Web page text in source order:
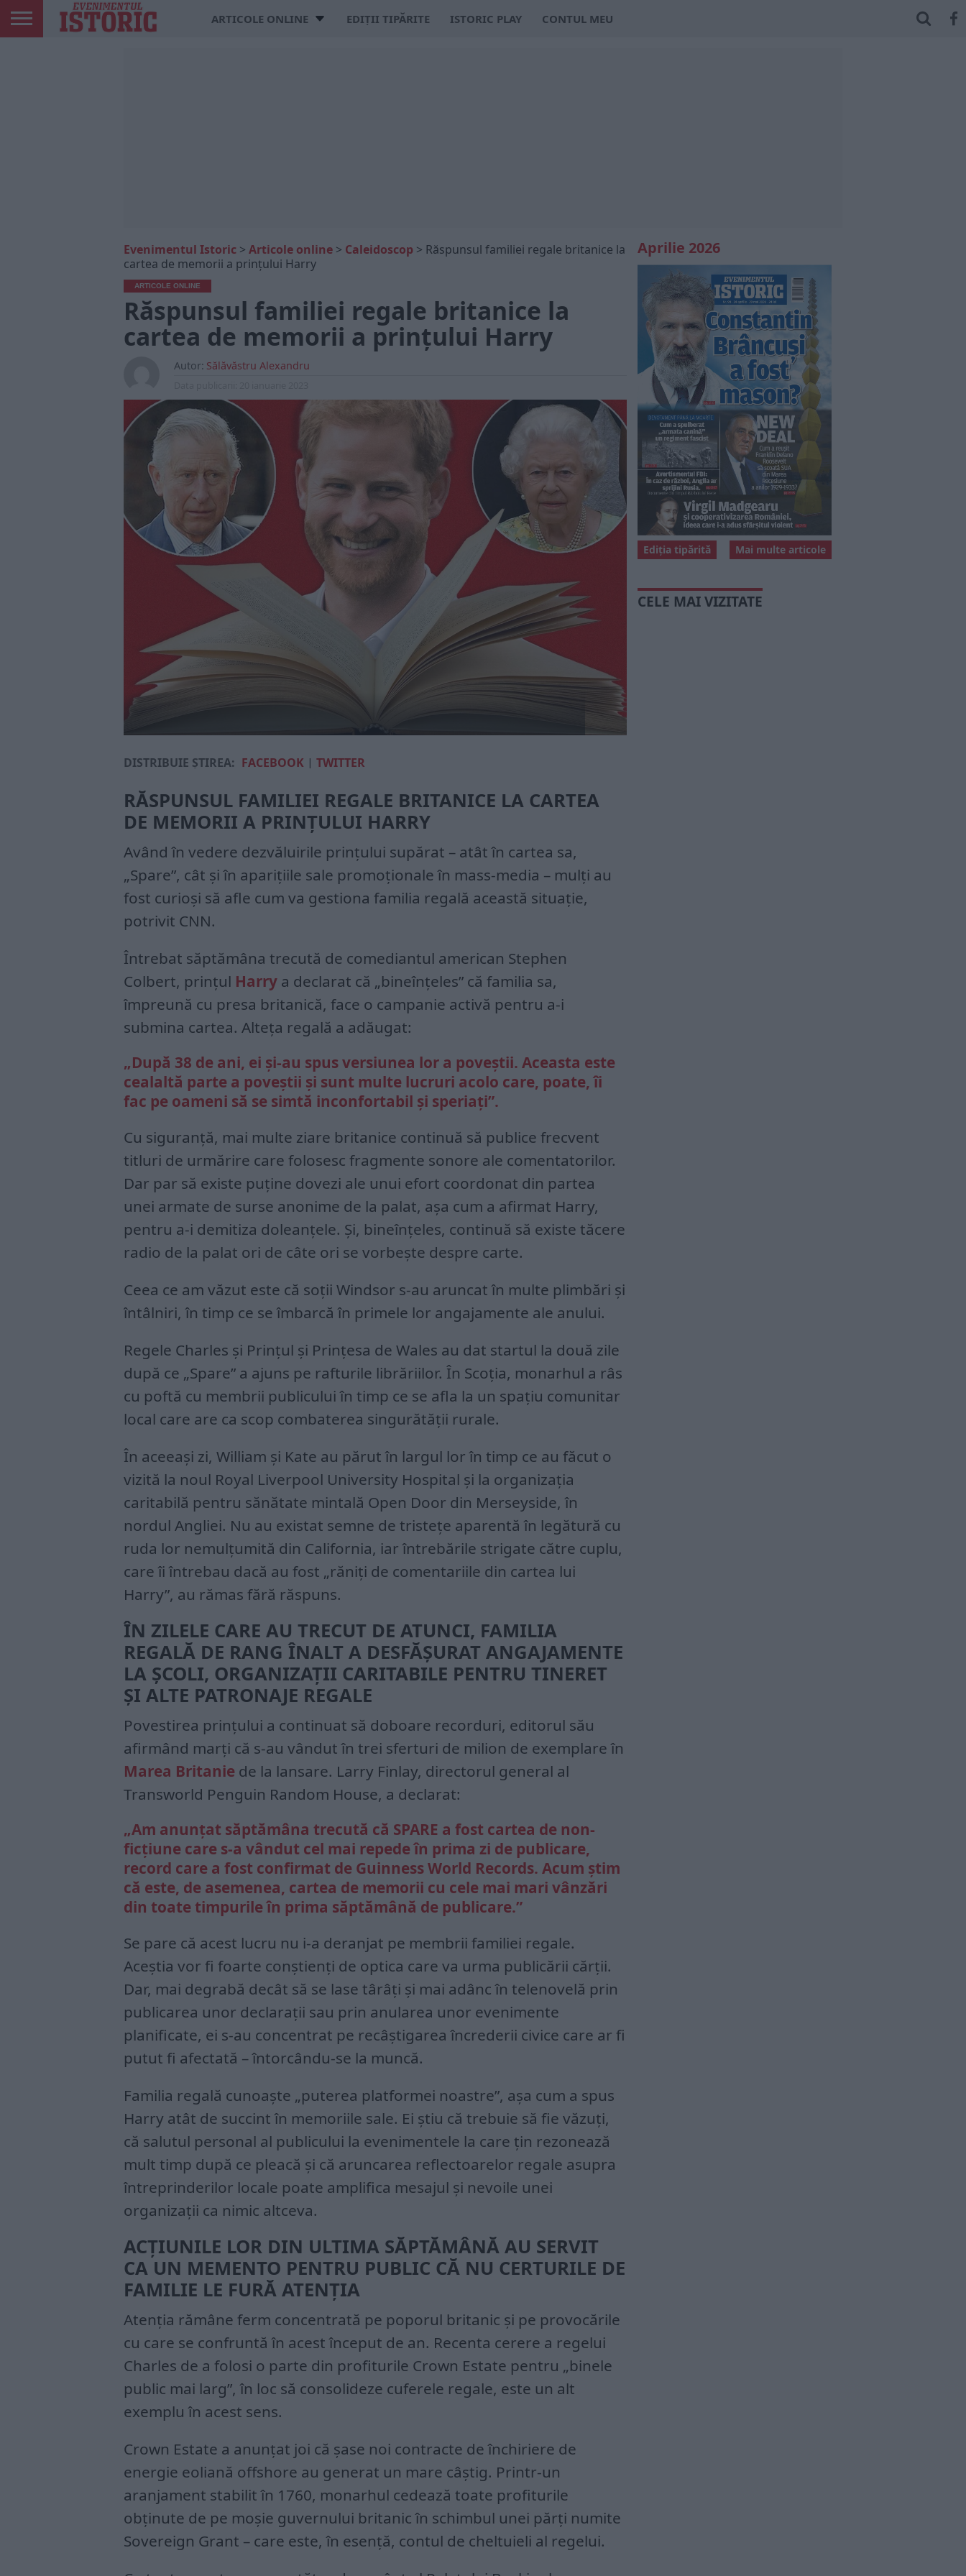
ARTICOLE ONLINE EDIȚII TIPĂRITE ISTORIC PLAY CONTUL MEU
Evenimentul Istoric > Articole online > Caleidoscop > Răspunsul familiei regale britanice la
cartea de memorii a prințului Harry
ARTICOLE ONLINE
Răspunsul familiei regale britanice la
cartea de memorii a prințului Harry
Autor: Sălăvăstru Alexandru
DISTRIBUIE ȘTIREA: FACEBOOK | TWITTER
RĂSPUNSUL FAMILIEI REGALE BRITANICE LA CARTEA
DE MEMORII A PRINȚULUI HARRY
Având în vedere dezvăluirile prințului supărat – atât în cartea sa,
„Spare”, cât și în aparițiile sale promoționale în mass-media – mulți au
fost curioși să afle cum va gestiona familia regală această situație,
potrivit CNN.
Întrebat săptămâna trecută de comediantul american Stephen
Colbert, prințul Harry a declarat că „bineînțeles” că familia sa,
împreună cu presa britanică, face o campanie activă pentru a-i
submina cartea. Alteța regală a adăugat:
„După 38 de ani, ei și-au spus versiunea lor a poveștii. Aceasta este
cealaltă parte a poveștii și sunt multe lucruri acolo care, poate, îi
fac pe oameni să se simtă inconfortabil și speriați”.
Cu siguranță, mai multe ziare britanice continuă să publice frecvent
titluri de urmărire care folosesc fragmente sonore ale comentatorilor.
Dar par să existe puține dovezi ale unui efort coordonat din partea
unei armate de surse anonime de la palat, așa cum a afirmat Harry,
pentru a-i demitiza doleanțele. Și, bineînțeles, continuă să existe tăcere
radio de la palat ori de câte ori se vorbește despre carte.
Ceea ce am văzut este că soții Windsor s-au aruncat în multe plimbări și
întâlniri, în timp ce se îmbarcă în primele lor angajamente ale anului.
Regele Charles și Prințul și Prințesa de Wales au dat startul la două zile
după ce „Spare” a ajuns pe rafturile librăriilor. În Scoția, monarhul a râs
cu poftă cu membrii publicului în timp ce se afla la un spațiu comunitar
local care are ca scop combaterea singurătății rurale.
În aceeași zi, William și Kate au părut în largul lor în timp ce au făcut o
vizită la noul Royal Liverpool University Hospital și la organizația
caritabilă pentru sănătate mintală Open Door din Merseyside, în
nordul Angliei. Nu au existat semne de tristețe aparentă în legătură cu
ruda lor nemulțumită din California, iar întrebările strigate către cuplu,
care îi întrebau dacă au fost „răniți de comentariile din cartea lui
Harry”, au rămas fără răspuns.
ÎN ZILELE CARE AU TRECUT DE ATUNCI, FAMILIA
REGALĂ DE RANG ÎNALT A DESFĂȘURAT ANGAJAMENTE
LA ȘCOLI, ORGANIZAȚII CARITABILE PENTRU TINERET
ȘI ALTE PATRONAJE REGALE
Povestirea prințului a continuat să doboare recorduri, editorul său
afirmând marți că s-au vândut în trei sferturi de milion de exemplare în
Marea Britanie de la lansare. Larry Finlay, directorul general al
Transworld Penguin Random House, a declarat:
„Am anunțat săptămâna trecută că SPARE a fost cartea de non-
ficțiune care s-a vândut cel mai repede în prima zi de publicare,
record care a fost confirmat de Guinness World Records. Acum știm
că este, de asemenea, cartea de memorii cu cele mai mari vânzări
din toate timpurile în prima săptămână de publicare.”
Se pare că acest lucru nu i-a deranjat pe membrii familiei regale.
Aceștia vor fi foarte conștienți de optica care va urma publicării cărții.
Dar, mai degrabă decât să se lase târâți și mai adânc în telenovelă prin
publicarea unor declarații sau prin anularea unor evenimente
planificate, ei s-au concentrat pe recâștigarea încrederii civice care ar fi
putut fi afectată – întorcându-se la muncă.
Familia regală cunoaște „puterea platformei noastre”, așa cum a spus
Harry atât de succint în memoriile sale. Ei știu că trebuie să fie văzuți,
că salutul personal al publicului la evenimentele la care țin rezonează
mult timp după ce pleacă și că aruncarea reflectoarelor regale asupra
întreprinderilor locale poate amplifica mesajul și nevoile unei
organizații ca nimic altceva.
ACȚIUNILE LOR DIN ULTIMA SĂPTĂMÂNĂ AU SERVIT
CA UN MEMENTO PENTRU PUBLIC CĂ NU CERTURILE DE
FAMILIE LE FURĂ ATENȚIA
Atenția rămâne ferm concentrată pe poporul britanic și pe provocările
cu care se confruntă în acest început de an. Recenta cerere a regelui
Charles de a folosi o parte din profiturile Crown Estate pentru „binele
public mai larg”, în loc să consolideze cuferele regale, este un alt
exemplu în acest sens.
Crown Estate a anunțat joi că șase noi contracte de închiriere de
energie eoliană offshore au generat un mare câștig. Printr-un
aranjament stabilit în 1760, monarhul cedează toate profiturile
obținute de pe moșie guvernului britanic în schimbul unei părți numite
Sovereign Grant – care este, în esență, contul de cheltuieli al regelui.
Aprilie 2026
Mai multe articole
Ediția tipărită
CELE MAI VIZITATE